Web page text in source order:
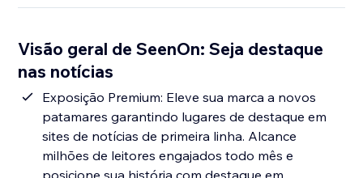
Visão geral de SeenOn: Seja destaque
nas notícias
Exposição Premium: Eleve sua marca a novos
patamares garantindo lugares de destaque em
sites de notícias de primeira linha. Alcance
milhões de leitores engajados todo mês e